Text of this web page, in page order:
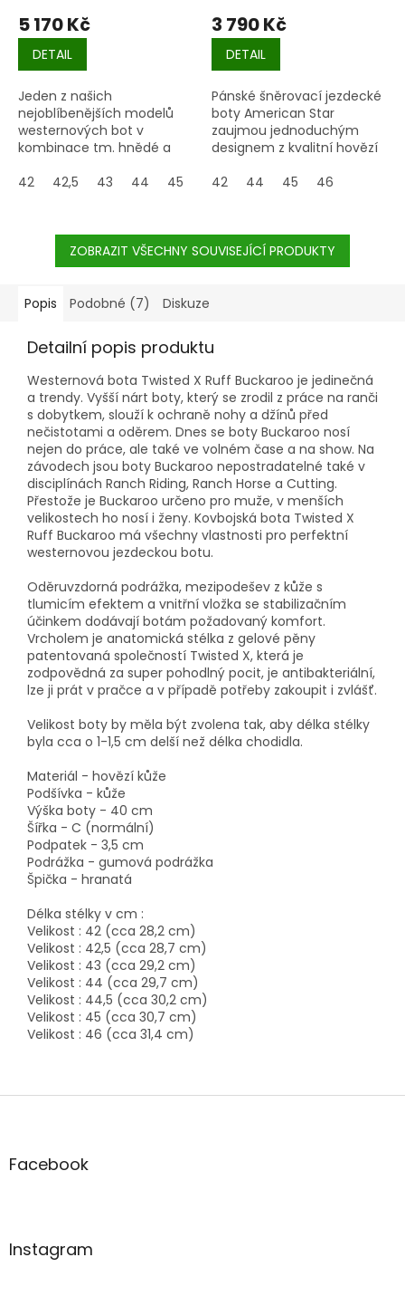
5 170 Kč
DETAIL
Jeden z našich
nejoblíbenějších modelů
westernových bot v
kombinace tm. hnědé a
kvalitní hovězí kůže.
42 42,5 43 44 45 46 47,5
3 790 Kč
DETAIL
Pánské šněrovací jezdecké
boty American Star
zaujmou jednoduchým
designem z kvalitní hovězí
42
44 45 46
ZOBRAZIT VŠECHNY SOUVISEJÍCÍ PRODUKTY
Popis Podobné (7) Diskuze
Detailní popis produktu
Westernová bota Twisted X Ruff Buckaroo je jedinečná
a trendy. Vyšší nárt boty, který se zrodil z práce na ranči
s dobytkem, slouží k ochraně nohy a džínů před
nečistotami a oděrem. Dnes se boty Buckaroo nosí
nejen do práce, ale také ve volném čase a na show. Na
závodech jsou boty Buckaroo nepostradatelné také v
disciplínách Ranch Riding, Ranch Horse a Cutting.
Přestože je Buckaroo určeno pro muže, v menších
velikostech ho nosí i ženy. Kovbojská bota Twisted X
Ruff Buckaroo má všechny vlastnosti pro perfektní
westernovou jezdeckou botu.
Oděruvzdorná podrážka, mezipodešev z kůže s
tlumicím efektem a vnitřní vložka se stabilizačním
účinkem dodávají botám požadovaný komfort.
Vrcholem je anatomická stélka z gelové pěny
patentovaná společností Twisted X, která je
zodpovědná za super pohodlný pocit, je antibakteriální,
lze ji prát v pračce a v případě potřeby zakoupit i zvlášť.
Velikost boty by měla být zvolena tak, aby délka stélky
byla cca o 1-1,5 cm delší než délka chodidla.
Materiál - hovězí kůže
Podšívka - kůže
Výška boty - 40 cm
Šířka - C (normální)
Podpatek - 3,5 cm
Podrážka - gumová podrážka
Špička - hranatá
Délka stélky v cm :
Velikost : 42 (cca 28,2 cm)
Velikost : 42,5 (cca 28,7 cm)
Velikost : 43 (cca 29,2 cm)
Velikost : 44 (cca 29,7 cm)
Velikost : 44,5 (cca 30,2 cm)
Velikost : 45 (cca 30,7 cm)
Velikost : 46 (cca 31,4 cm)
Z
aFacebook
Instagram